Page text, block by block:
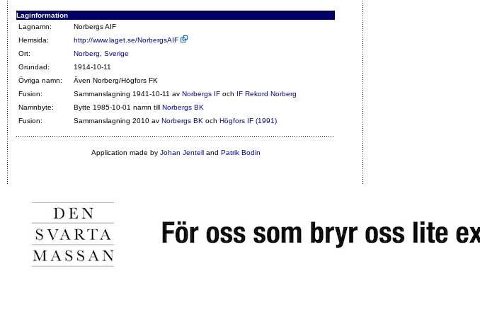
Laginformation
Lagnamn:
Norbergs AIF
Hemsida:
http://www.laget.se/NorbergsAIF
Ort:
Norberg, Sverige
Grundad:
1914-10-11
Övriga namn:
Även Norberg/Högfors FK
Fusion:
Sammanslagning 1941-10-11 av Norbergs IF och IF Rekord Norberg
Namnbyte:
Bytte 1985-10-01 namn till Norbergs BK
Fusion:
Sammanslagning 2010 av Norbergs BK och Högfors IF (1991)
Application made by Johan Jentelland Patrik Bodin